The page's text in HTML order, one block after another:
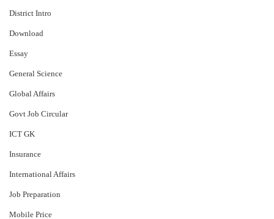
District Intro
Download
Essay
General Science
Global Affairs
Govt Job Circular
ICT GK
Insurance
International Affairs
Job Preparation
Mobile Price